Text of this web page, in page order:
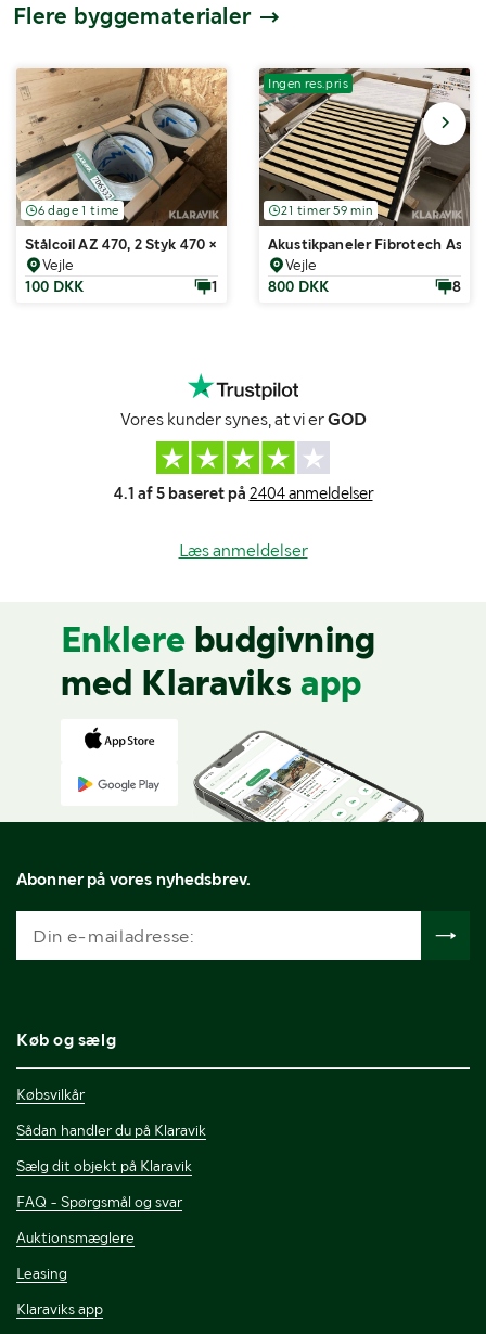
Flere byggematerialer
6 dage 1 time
Stålcoil AZ 470, 2 Styk 470 × 0,7 mm, ca. 107 m pr. coil
Vejle
100 DKK
1
Ingen res.pris
21 timer 59 min
Akustikpaneler Fibrotech Ask
Vejle
800 DKK
8
Vores kunder synes, at vi erGOD
4.1 af 5 baseret på 2404 anmeldelser
Læs anmeldelser
Enklere budgivning
med Klaraviks app
Abonner på vores nyhedsbrev.
Køb og sælg
Købsvilkår
Sådan handler du på Klaravik
Sælg dit objekt på Klaravik
FAQ - Spørgsmål og svar
Auktionsmæglere
Leasing
Klaraviks app